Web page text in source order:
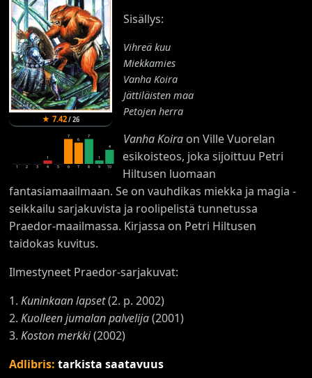
★7.42/26
1 2 3
1
4
5
7
6
6
7
7
8
1
9
4
10
Sisällys:
Vihreä kuu
Miekkamies
Vanha Koira
Jättiläisten maa
Petojen herra
Vanha Koiraon Ville Vuorelan
esikoisteos, joka sijoittuu Petri
Hiltusen luomaan
fantasiamaailmaan. Se on vauhdikas miekka ja magia -
seikkailu sarjakuvista ja roolipelistä tunnetussa
Praedor-maailmassa. Kirjassa on Petri Hiltusen
taidokas kuvitus.
Ilmestyneet Praedor-sarjakuvat:
1.Kuninkaan lapset(2. p. 2002)
2.Kuolleen jumalan palvelija(2001)
3.Koston merkki(2002)
Adlibris:tarkista saatavuus